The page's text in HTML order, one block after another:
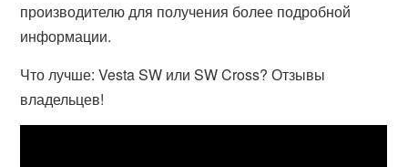
производителю для получения более подробной
информации.
Что лучше: Vesta SW или SW Cross? Отзывы
владельцев!